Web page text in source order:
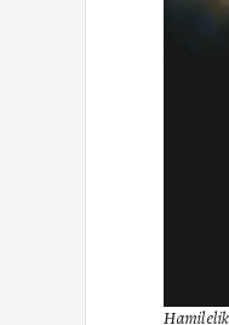
Hamilelik